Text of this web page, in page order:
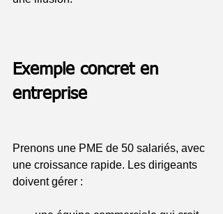
Exemple concret en
entreprise
Prenons une PME de 50 salariés, avec
une croissance rapide. Les dirigeants
doivent gérer :